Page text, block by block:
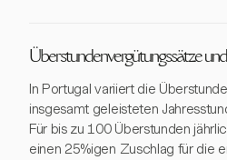
Überstundenvergütungssätze
In Portugal variiert die
insgesamt geleisteten
Für bis zu 100 Überstunden
einen 25%igen Zuschlag für die